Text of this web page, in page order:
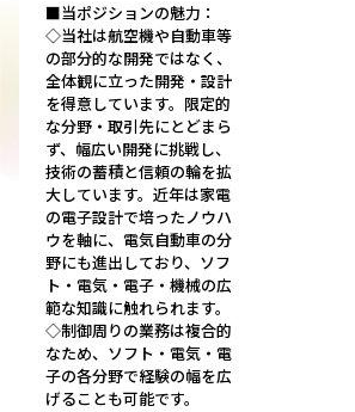
■当ポジションの魅力：
◇当社は航空機や自動車等
の部分的な開発ではなく、
全体観に立った開発・設計
を得意しています。限定的
な分野・取引先にとどまら
ず、幅広い開発に挑戦し、
技術の蓄積と信頼の輪を拡
大しています。近年は家電
の電子設計で培ったノウハ
ウを軸に、電気自動車の分
野にも進出しており、ソフ
ト・電気・電子・機械の広
範な知識に触れられます。
◇制御周りの業務は複合的
なため、ソフト・電気・電
子の各分野で経験の幅を広
げることも可能です。